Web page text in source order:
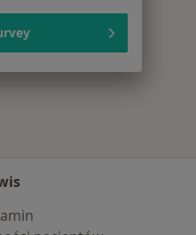
Tczewie
Tczewie